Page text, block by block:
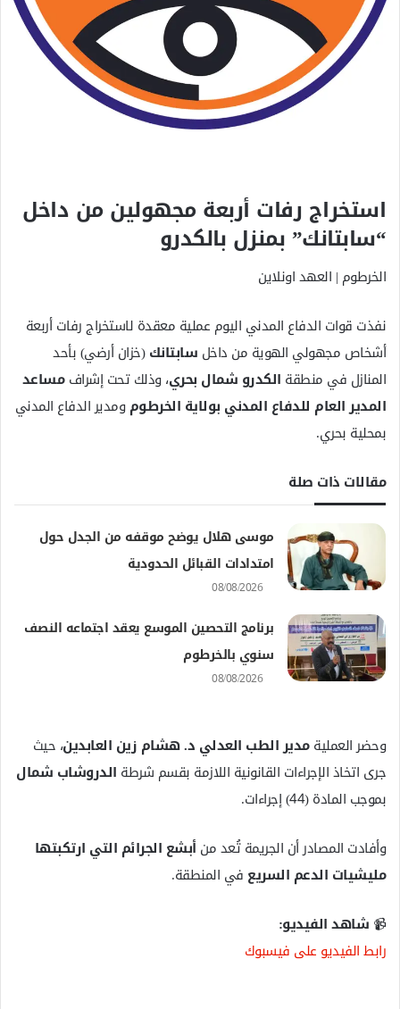
استخراج رفات أربعة مجهولين من داخل
“سابتانك” بمنزل بالكدرو
الخرطوم | العهد اونلاين
نفذت قوات الدفاع المدني اليوم عملية معقدة لاستخراج رفات أربعة
أشخاص مجهولي الهوية من داخل سابتانك(خزان أرضي) بأحد
المنازل في منطقة الكدرو شمال بحري، وذلك تحت إشرافمساعد
المدير العام للدفاع المدني بولاية الخرطومومدير الدفاع المدني
بمحلية بحري.
مقالات ذات صلة
موسى هلال يوضح موقفه من الجدل حول
امتدادات القبائل الحدودية
08/08/2026
برنامج التحصين الموسع يعقد اجتماعه النصف
سنوي بالخرطوم
08/08/2026
وحضر العمليةمدير الطب العدلي د. هشام زين العابدين، حيث
جرى اتخاذ الإجراءات القانونية اللازمة بقسم شرطة الدروشاب شمال
بموجب المادة (44) إجراءات.
وأفادت المصادر أن الجريمة تُعد من أبشع الجرائم التي ارتكبتها
مليشيات الدعم السريع في المنطقة.
📹 شاهد الفيديو:
رابط الفيديو على فيسبوك